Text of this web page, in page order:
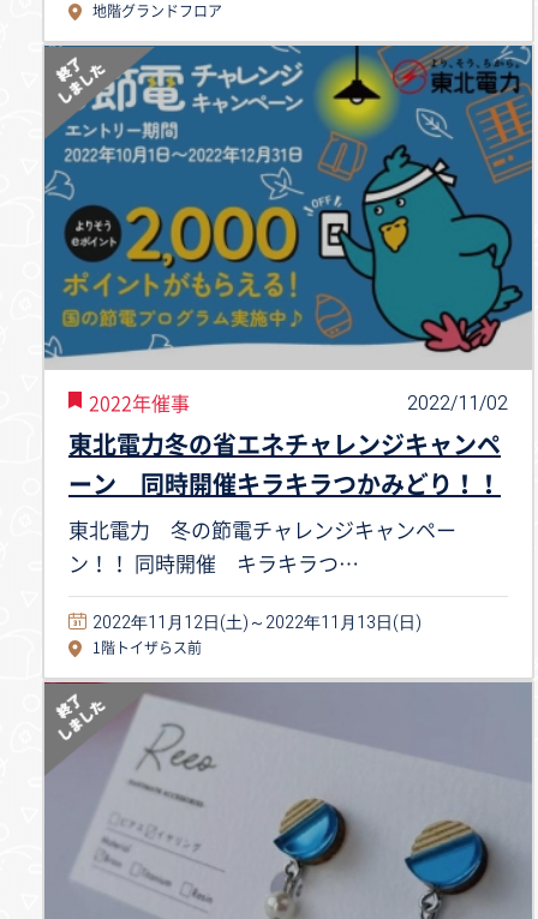
地階グランドフロア
2022年催事 2022/11/02
東北電力冬の省エネチャレンジキャンペ
ーン 同時開催キラキラつかみどり！！
東北電力 冬の節電チャレンジキャンペー
ン！！ 同時開催 キラキラつ…
2022年11月12日(土)～2022年11月13日(日)
1階トイザらス前